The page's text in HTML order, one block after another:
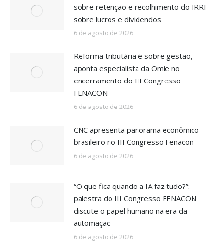
sobre retenção e recolhimento do IRRF
sobre lucros e dividendos
6 de agosto de 2026
Reforma tributária é sobre gestão,
aponta especialista da Omie no
encerramento do III Congresso
FENACON
6 de agosto de 2026
CNC apresenta panorama econômico
brasileiro no III Congresso Fenacon
6 de agosto de 2026
“O que fica quando a IA faz tudo?”:
palestra do III Congresso FENACON
discute o papel humano na era da
automação
6 de agosto de 2026